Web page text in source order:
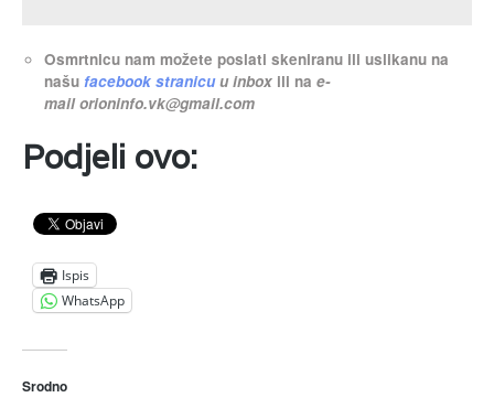
Osmrtnicu nam možete poslati skeniranu ili uslikanu na
našu facebook stranicuu inbox ili nae-
mailorioninfo.vk@gmail.com
Podjeli ovo:
Ispis
WhatsApp
Srodno